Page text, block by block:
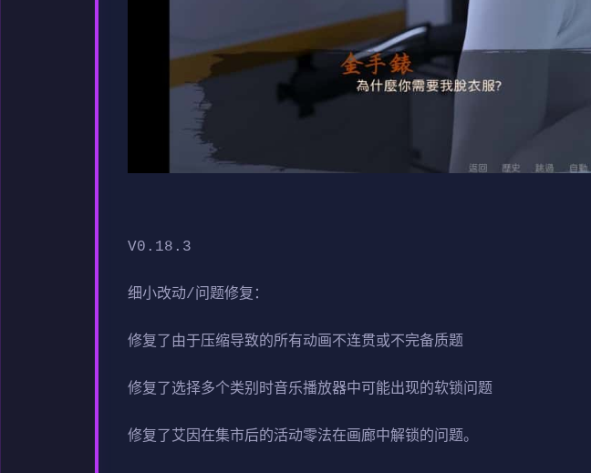
V0.18.3
细小改动/问题修复：
修复了由于压缩导致的所有动画不连贯或不完备质题
修复了选择多个类别时音乐播放器中可能出现的软锁问题
修复了艾因在集市后的活动零法在画廊中解锁的问题。